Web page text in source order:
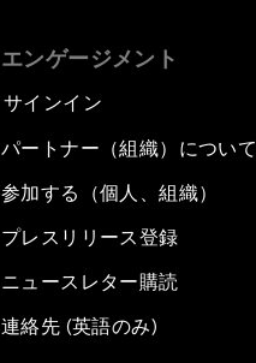
エンゲージメント
サインイン
パートナー（組織）について
参加する（個人、組織）
プレスリリース登録
ニュースレター購読
連絡先 (英語のみ)